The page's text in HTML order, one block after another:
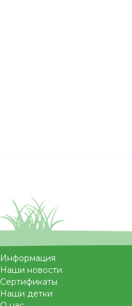
Информация
Наши новости
Сертификаты
Наши детки